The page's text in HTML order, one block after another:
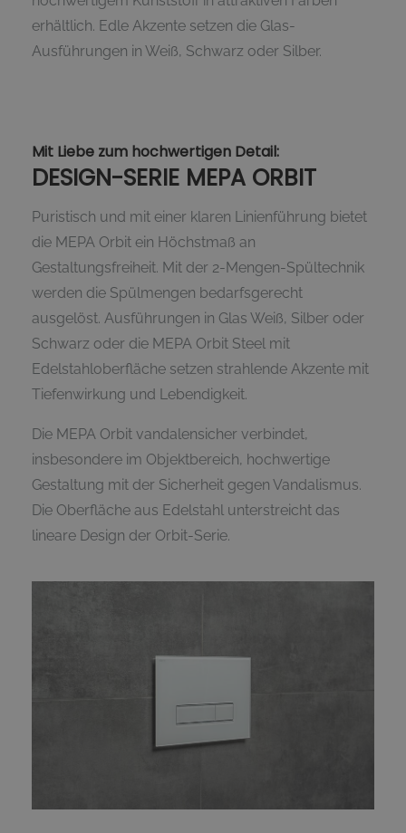
erhältlich. Edle Akzente setzen die Glas-
Ausführungen in Weiß, Schwarz oder Silber.
Mit Liebe zum hochwertigen Detail:
DESIGN-SERIE MEPA ORBIT
Puristisch und mit einer klaren Linienführung bietet
die MEPA Orbit ein Höchstmaß an
Gestaltungsfreiheit. Mit der 2-Mengen-Spültechnik
werden die Spülmengen bedarfsgerecht
ausgelöst. Ausführungen in Glas Weiß, Silber oder
Schwarz oder die MEPA Orbit Steel mit
Edelstahloberfläche setzen strahlende Akzente mit
Tiefenwirkung und Lebendigkeit.
Die MEPA Orbit vandalensicher verbindet,
insbesondere im Objektbereich, hochwertige
Gestaltung mit der Sicherheit gegen Vandalismus.
Die Oberfläche aus Edelstahl unterstreicht das
lineare Design der Orbit-Serie.